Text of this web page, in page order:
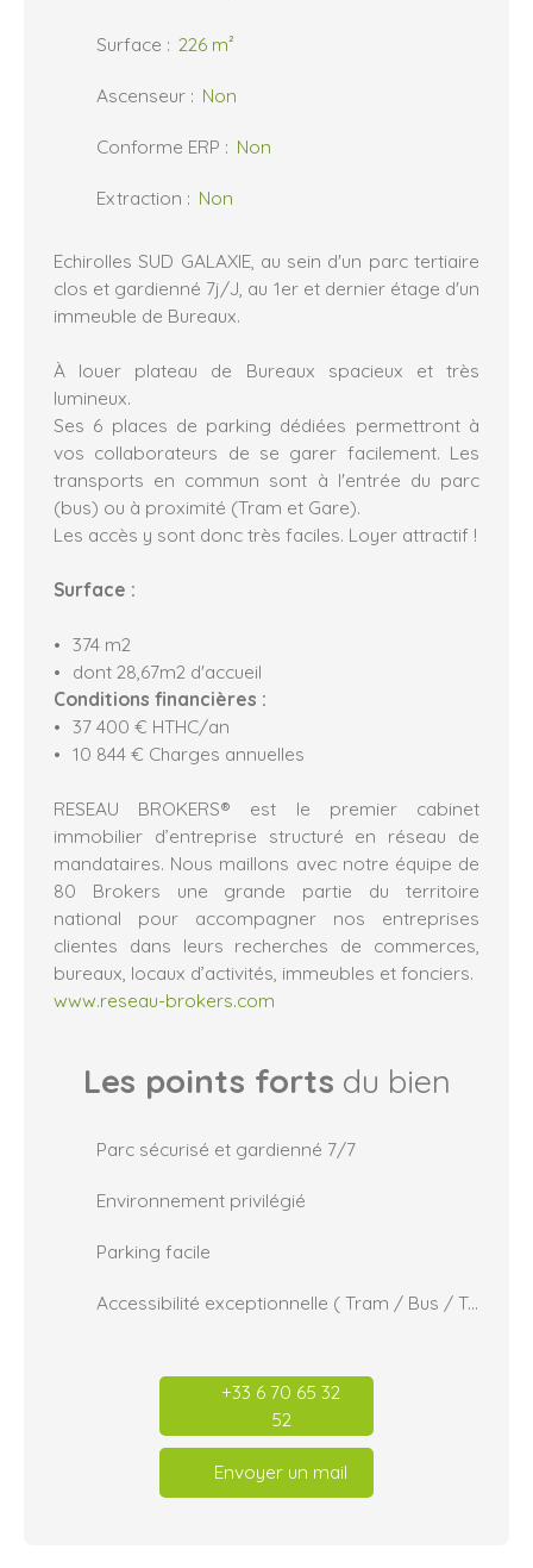
Surface : 226 m²
Ascenseur : Non
Conforme ERP : Non
Extraction : Non
Echirolles SUD GALAXIE, au sein d'un parc tertiaire
clos et gardienné 7j/J, au 1er et dernier étage d'un
immeuble de Bureaux.
À louer plateau de Bureaux spacieux et très
lumineux.
Ses 6 places de parking dédiées permettront à
vos collaborateurs de se garer facilement. Les
transports en commun sont à l'entrée du parc
(bus) ou à proximité (Tram et Gare).
Les accès y sont donc très faciles. Loyer attractif !
Surface :
374 m2
dont 28,67m2 d'accueil
Conditions financières :
37 400 € HTHC/an
10 844 € Charges annuelles
RESEAU BROKERS® est le premier cabinet
immobilier d’entreprise structuré en réseau de
mandataires. Nous maillons avec notre équipe de
80 Brokers une grande partie du territoire
national pour accompagner nos entreprises
clientes dans leurs recherches de commerces,
bureaux, locaux d’activités, immeubles et fonciers.
www.reseau-brokers.com
Les points forts du bien
Parc sécurisé et gardienné 7/7
Environnement privilégié
Parking facile
Accessibilité exceptionnelle ( Tram / Bus / Train)
+33 6 70 65 32
52
Envoyer un mail